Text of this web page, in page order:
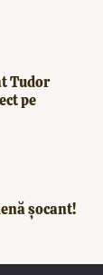
Tudor
pe
șocant!